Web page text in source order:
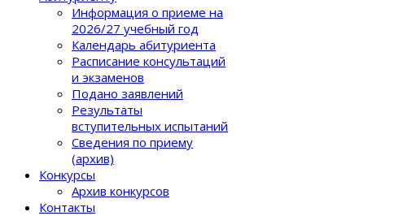
Информация о приеме на
2026/27 учебный год
Календарь абитуриента
Расписание консультаций
и экзаменов
Подано заявлений
Результаты
вступительных испытаний
Сведения по приему
(архив)
Конкурсы
Архив конкурсов
Контакты